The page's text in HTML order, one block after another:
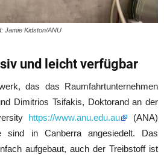
Jamie Kidston/ANU
und leicht verfügbar
das das Raumfahrtunternehmen
Dimitrios Tsifakis, Doktorand an der
https://www.anu.edu.au
(ANA)
sind in Canberra angesiedelt. Das
aufgebaut, auch der Treibstoff ist